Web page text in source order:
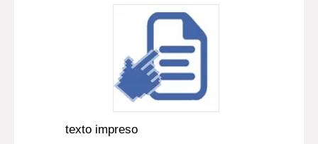
texto impreso